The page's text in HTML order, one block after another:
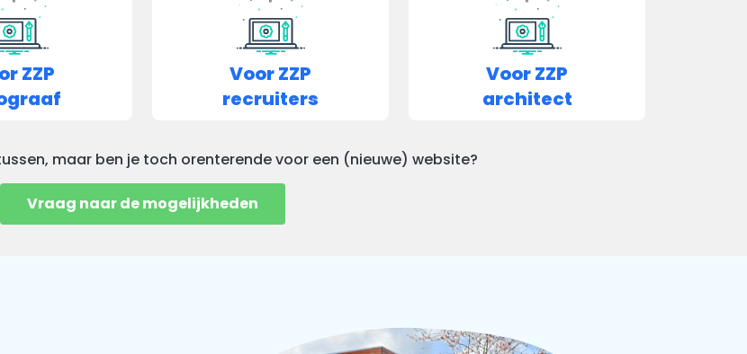
ZZP
Voor ZZP
recruiters
Voor ZZP
architect
maar ben je toch orenterende voor een (nieuwe) website?
Vraag naar de mogelijkheden